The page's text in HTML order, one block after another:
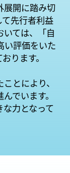
展開に踏み切
先行者利益
ては、「自
い評価をいた
ります。
とにより、
でいます。
力となって